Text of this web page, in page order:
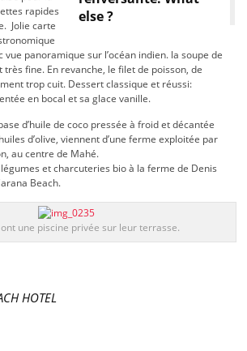
else ?
rapides
Jolie carte
vue panoramique sur l’océan indien. la soupe de
fine. En revanche, le filet de poisson, de
trop cuit. Dessert classique et réussi:
en bocal et sa glace vanille.
d’huile de coco pressée à froid et décantée
d’olive, viennent d’une ferme exploitée par
au centre de Mahé.
et charcuteries bio à la ferme de Denis
Beach.
une piscine privée sur leur terrasse.
HOTEL